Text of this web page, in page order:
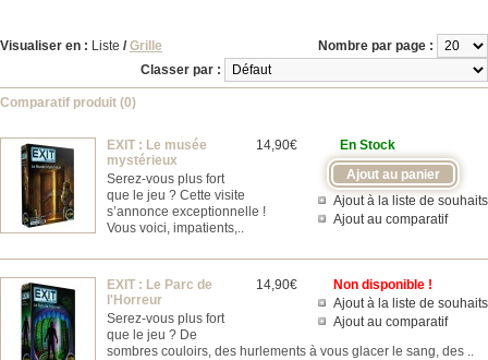
Visualiser en : Liste / Grille
Nombre par page :
Classer par :
Comparatif produit (0)
En Stock
Ajout à la liste de souhaits
Ajout au comparatif
14,90€
EXIT : Le musée
mystérieux
Serez-vous plus fort
que le jeu ? Cette visite
s’annonce exceptionnelle !
Vous voici, impatients,..
Non disponible !
Ajout à la liste de souhaits
Ajout au comparatif
14,90€
EXIT : Le Parc de
l'Horreur
Serez-vous plus fort
que le jeu ? De
sombres couloirs, des hurlements à vous glacer le sang, des ..